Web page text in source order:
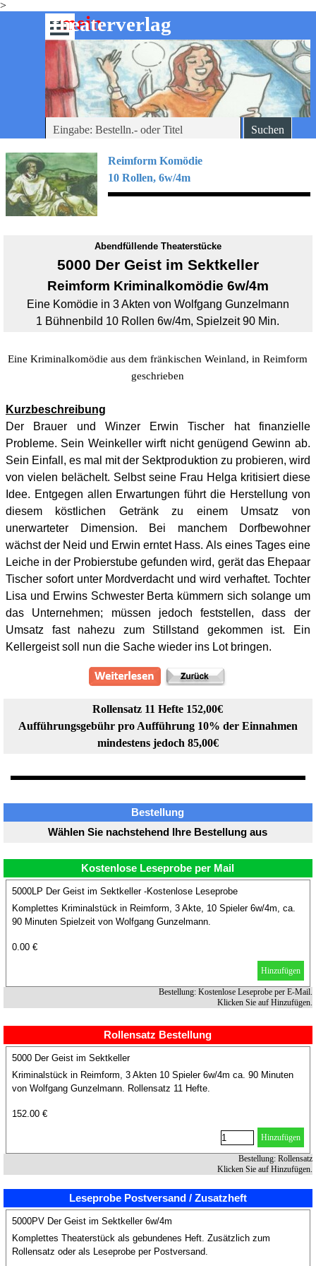
>
Direkt zum Seiteninhalt
-theaterverlag
mein
Menü überspringen
Suchen
Reimform Komödie
10 Rollen, 6w/4m
Abendfüllende Theaterstücke
5000 Der Geist im Sektkeller
Reimform Kriminalkomödie 6w/4m
Eine Komödie in 3 Akten von Wolfgang Gunzelmann
1 Bühnenbild 10 Rollen 6w/4m, Spielzeit 90 Min.
Eine Kriminalkomödie aus dem fränkischen Weinland, in Reimform
geschrieben
Kurzbeschreibung
Der Brauer und Winzer Erwin Tischer hat finanzielle
Probleme. Sein Weinkeller wirft nicht genügend Gewinn ab.
Sein Einfall, es mal mit der Sektproduktion zu probieren, wird
von vielen belächelt. Selbst seine Frau Helga kritisiert diese
Idee. Entgegen allen Erwartungen führt die Herstellung von
diesem köstlichen Getränk zu einem Umsatz von
unerwarteter Dimension. Bei manchem Dorfbewohner
wächst der Neid und Erwin erntet Hass. Als eines Tages eine
Leiche in der Probierstube gefunden wird, gerät das Ehepaar
Tischer sofort unter Mordverdacht und wird verhaftet. Tochter
Lisa und Erwins Schwester Berta kümmern sich solange um
das Unternehmen; müssen jedoch feststellen, dass der
Umsatz fast nahezu zum Stillstand gekommen ist. Ein
Kellergeist soll nun die Sache wieder ins Lot bringen.
Rollensatz 11 Hefte 152,00€
Aufführungsgebühr pro Aufführung 10% der Einnahmen
mindestens jedoch 85,00€
Bestellung
Wählen Sie nachstehend Ihre Bestellung aus
Kostenlose Leseprobe per Mail
5000LP Der Geist im Sektkeller -Kostenlose Leseprobe
Komplettes Kriminalstück in Reimform, 3 Akte, 10 Spieler 6w/4m, ca.
90 Minuten Spielzeit von Wolfgang Gunzelmann.
0.00 €
Hinzufügen
Bestellung: Kostenlose Leseprobe per E-Mail.
Klicken Sie auf Hinzufügen.
Rollensatz Bestellung
5000 Der Geist im Sektkeller
Kriminalstück in Reimform, 3 Akten 10 Spieler 6w/4m ca. 90 Minuten
von Wolfgang Gunzelmann. Rollensatz 11 Hefte.
152.00 €
Hinzufügen
Bestellung: Rollensatz
Klicken Sie auf Hinzufügen.
Leseprobe Postversand / Zusatzheft
5000PV Der Geist im Sektkeller 6w/4m
Komplettes Theaterstück als gebundenes Heft. Zusätzlich zum
Rollensatz oder als Leseprobe per Postversand.